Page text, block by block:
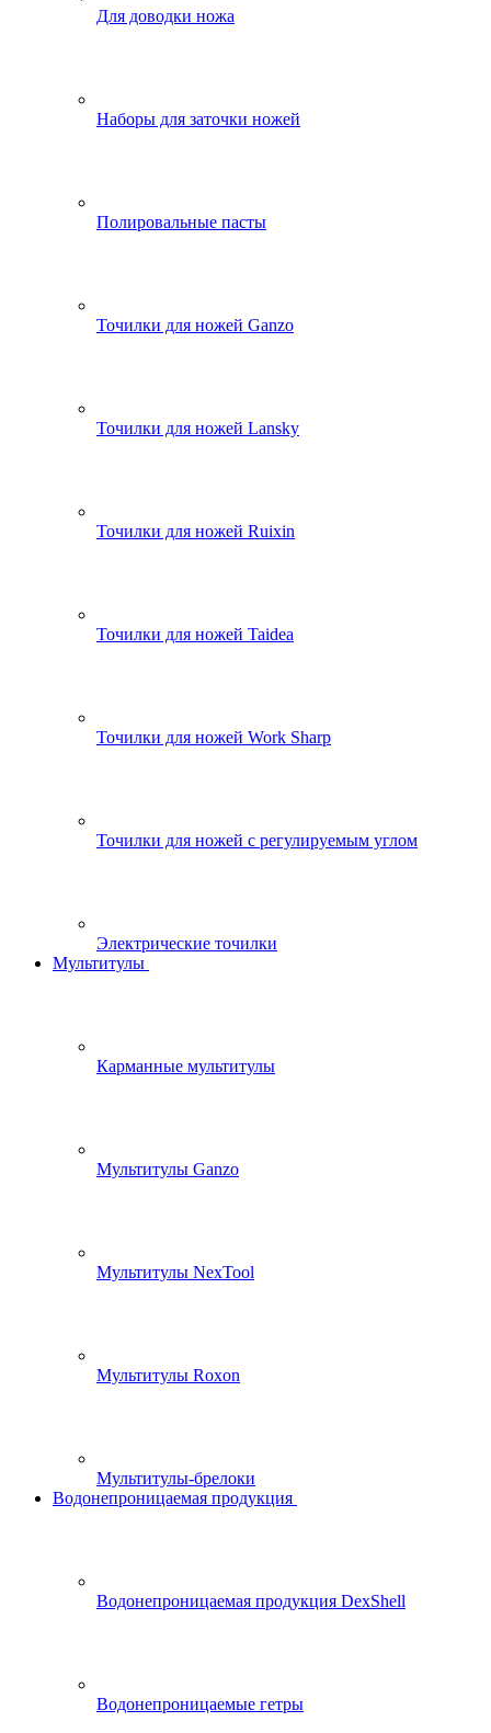
Для доводки ножа
Наборы для заточки ножей
Полировальные пасты
Точилки для ножей Ganzo
Точилки для ножей Lansky
Точилки для ножей Ruixin
Точилки для ножей Taidea
Точилки для ножей Work Sharp
Точилки для ножей с регулируемым углом
Электрические точилки
Мультитулы
Карманные мультитулы
Мультитулы Ganzo
Мультитулы NexTool
Мультитулы Roxon
Мультитулы-брелоки
Водонепроницаемая продукция
Водонепроницаемая продукция DexShell
Водонепроницаемые гетры